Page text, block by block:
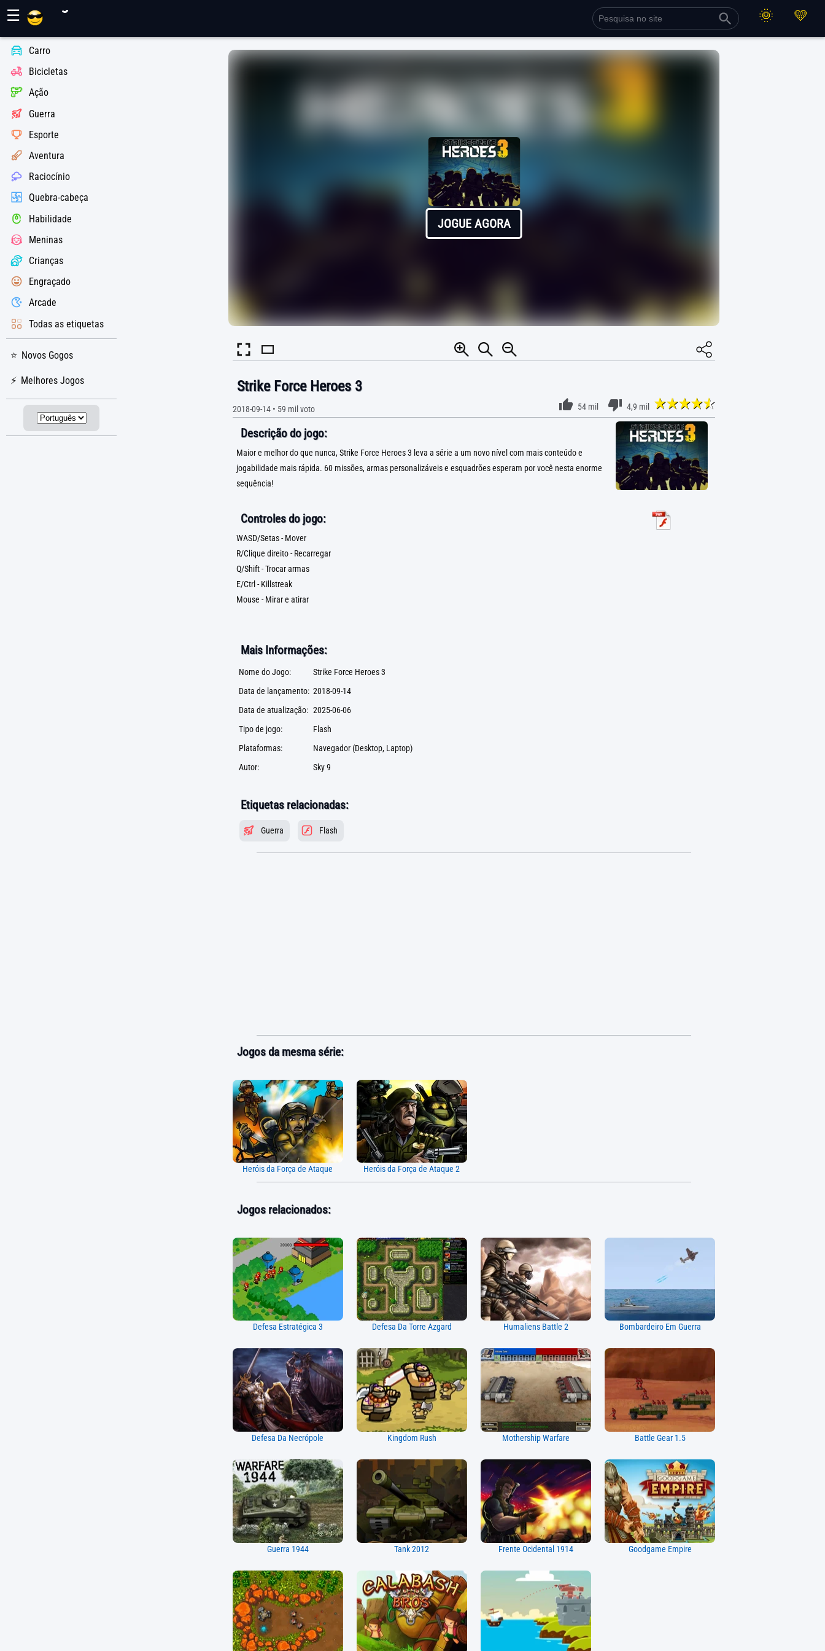
☰
Carro
Bicicletas
Ação
Guerra
Esporte
Aventura
Raciocínio
Quebra-cabeça
Habilidade
Meninas
Crianças
Engraçado
Arcade
Todas as etiquetas
Novos Gogos
Melhores Jogos
JOGUE AGORA
Strike Force Heroes 3
2018-09-14• 59 mil voto 54 mil 4,9 mil
Descrição do jogo:
Maior e melhor do que nunca, Strike Force Heroes 3 leva a série a um novo nível com mais conteúdo e
jogabilidade mais rápida. 60 missões, armas personalizáveis e esquadrões esperam por você nesta enorme
sequência!
Controles do jogo:
WASD/Setas - Mover
R/Clique direito - Recarregar
Q/Shift - Trocar armas
E/Ctrl - Killstreak
Mouse - Mirar e atirar
Mais Informações:
Nome do Jogo:
Strike Force Heroes 3
Data de lançamento: 2018-09-14
Data de atualização: 2025-06-06
Tipo de jogo:
Flash
Plataformas:
Navegador (Desktop, Laptop)
Autor:
Sky 9
Etiquetas relacionadas:
Guerra Flash
Jogos da mesma série:
Heróis da Força de Ataque Heróis da Força de Ataque 2
Jogos relacionados:
Defesa Estratégica 3 Defesa Da Torre Azgard Humaliens Battle 2 Bombardeiro Em Guerra
Defesa Da Necrópole Kingdom Rush Mothership Warfare Battle Gear 1.5
Guerra 1944 Tank 2012 Frente Ocidental 1914 Goodgame Empire